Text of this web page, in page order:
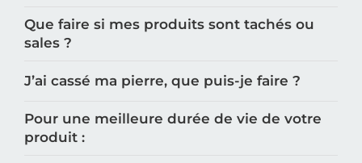
Que faire si mes produits sont tachés ou
sales ?
J’ai cassé ma pierre, que puis-je faire ?
Pour une meilleure durée de vie de votre
produit :